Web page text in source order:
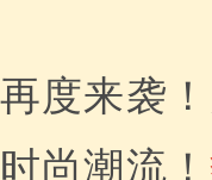
度来袭
尚潮流！